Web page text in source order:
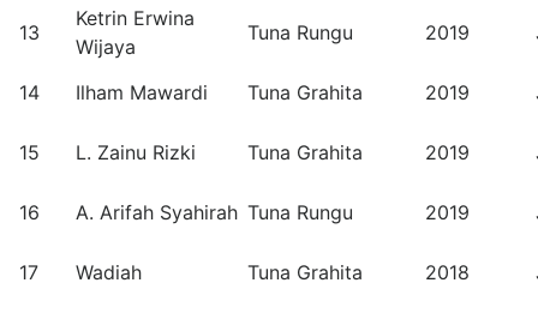
13
Ketrin Erwina
Wijaya
Tuna Rungu 2019
14 Ilham Mawardi Tuna Grahita 2019
15 L. Zainu Rizki Tuna Grahita 2019
16 A. Arifah Syahirah Tuna Rungu 2019
17 Wadiah Tuna Grahita 2018